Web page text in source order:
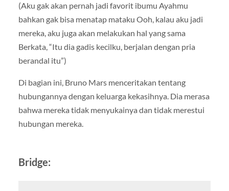
(Aku gak akan pernah jadi favorit ibumu Ayahmu
bahkan gak bisa menatap mataku Ooh, kalau aku jadi
mereka, aku juga akan melakukan hal yang sama
Berkata, “Itu dia gadis kecilku, berjalan dengan pria
berandal itu”)
Di bagian ini, Bruno Mars menceritakan tentang
hubungannya dengan keluarga kekasihnya. Dia merasa
bahwa mereka tidak menyukainya dan tidak merestui
hubungan mereka.
Bridge: